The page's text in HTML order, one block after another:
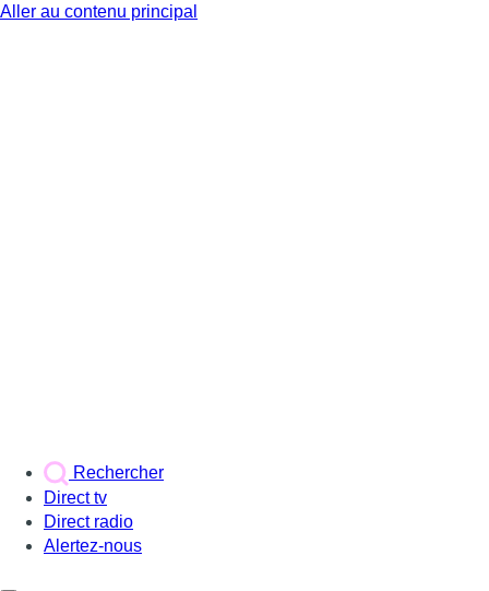
Aller au contenu principal
Rechercher
Direct tv
Direct radio
Alertez-nous